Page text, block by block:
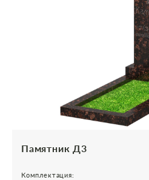
Памятник Д3
Комплектация: